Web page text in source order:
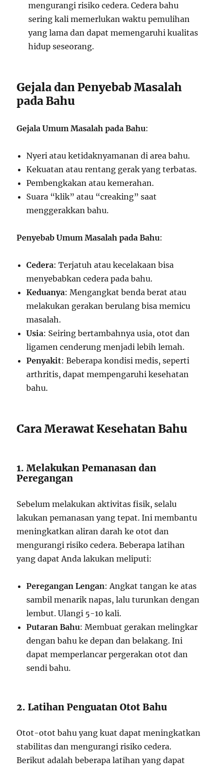
mengurangi risiko cedera. Cedera bahu
sering kali memerlukan waktu pemulihan
yang lama dan dapat memengaruhi kualitas
hidup seseorang.
Gejala dan Penyebab Masalah
pada Bahu
Gejala Umum Masalah pada Bahu:
Nyeri atau ketidaknyamanan di area bahu.
Kekuatan atau rentang gerak yang terbatas.
Pembengkakan atau kemerahan.
Suara “klik” atau “creaking” saat
menggerakkan bahu.
Penyebab Umum Masalah pada Bahu:
Cedera: Terjatuh atau kecelakaan bisa
menyebabkan cedera pada bahu.
Keduanya: Mengangkat benda berat atau
melakukan gerakan berulang bisa memicu
masalah.
Usia: Seiring bertambahnya usia, otot dan
ligamen cenderung menjadi lebih lemah.
Penyakit: Beberapa kondisi medis, seperti
arthritis, dapat mempengaruhi kesehatan
bahu.
Cara Merawat Kesehatan Bahu
1. Melakukan Pemanasan dan
Peregangan
Sebelum melakukan aktivitas fisik, selalu
lakukan pemanasan yang tepat. Ini membantu
meningkatkan aliran darah ke otot dan
mengurangi risiko cedera. Beberapa latihan
yang dapat Anda lakukan meliputi:
Peregangan Lengan: Angkat tangan ke atas
sambil menarik napas, lalu turunkan dengan
lembut. Ulangi 5-10 kali.
Putaran Bahu: Membuat gerakan melingkar
dengan bahu ke depan dan belakang. Ini
dapat memperlancar pergerakan otot dan
sendi bahu.
2. Latihan Penguatan Otot Bahu
Otot-otot bahu yang kuat dapat meningkatkan
stabilitas dan mengurangi risiko cedera.
Berikut adalah beberapa latihan yang dapat